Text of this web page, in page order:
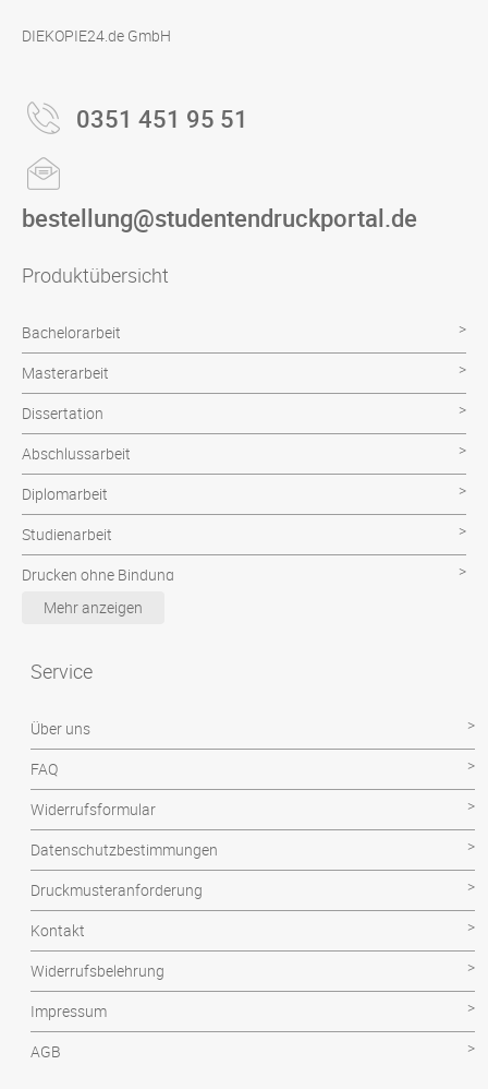
DIEKOPIE24.de GmbH
0351 451 95 51
bestellung@studentendruckportal.de
Produktübersicht
Bachelorarbeit
Masterarbeit
Dissertation
Abschlussarbeit
Diplomarbeit
Studienarbeit
Drucken ohne Bindung
Poster & CAD Plot
Hausarbeit
Magisterarbeit
Projektarbeit
Seminararbeit
Technikerarbeit
Wissenschaftliche Arbeit
Mehr anzeigen
Service
Über uns
FAQ
Widerrufsformular
Datenschutzbestimmungen
Druckmusteranforderung
Kontakt
Widerrufsbelehrung
Impressum
AGB